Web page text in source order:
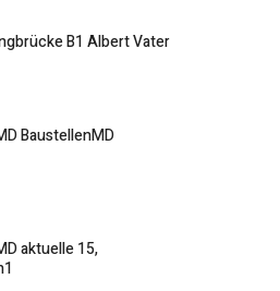
B1 Albert Vater
BaustellenMD
aktuelle 15,